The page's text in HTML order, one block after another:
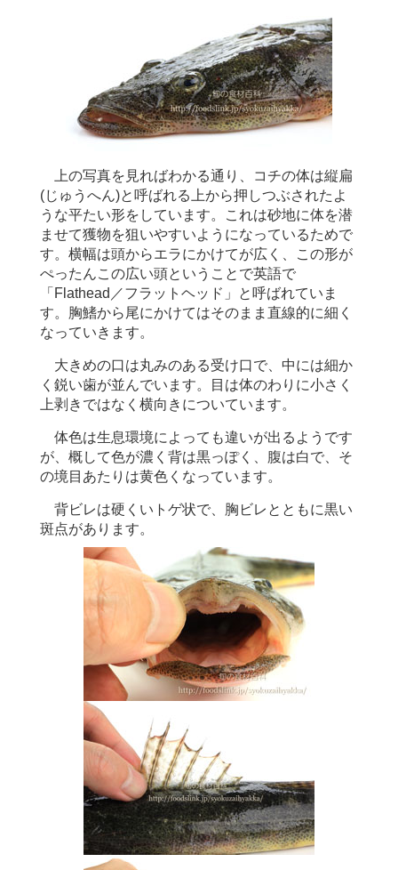
上の写真を見ればわかる通り、コチの体は縦扁
(じゅうへん)と呼ばれる上から押しつぶされたよ
うな平たい形をしています。これは砂地に体を潜
ませて獲物を狙いやすいようになっているためで
す。横幅は頭からエラにかけてが広く、この形が
ぺったんこの広い頭ということで英語で
「Flathead／フラットヘッド」と呼ばれていま
す。胸鰭から尾にかけてはそのまま直線的に細く
なっていきます。
大きめの口は丸みのある受け口で、中には細か
く鋭い歯が並んでいます。目は体のわりに小さく
上剥きではなく横向きについています。
体色は生息環境によっても違いが出るようです
が、概して色が濃く背は黒っぽく、腹は白で、そ
の境目あたりは黄色くなっています。
背ビレは硬くいトゲ状で、胸ビレとともに黒い
斑点があります。